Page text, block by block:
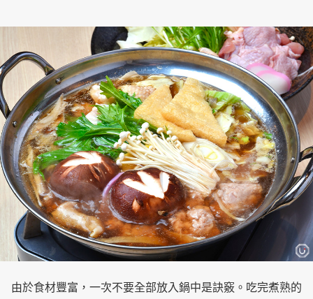
由於食材豐富，一次不要全部放入鍋中是訣竅。吃完煮熟的